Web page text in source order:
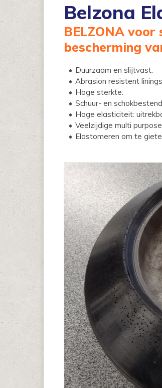
Belzona
BELZONA
bescherming
Duurzaam en slijtvast.
Abrasion resistent
Hoge sterkte.
Schuur- en
Hoge elasticiteit:
Veelzijdige multi
Elastomeren om te